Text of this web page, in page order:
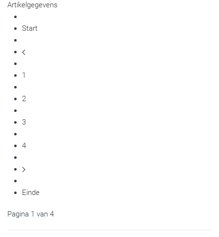
Artikelgegevens
Start
1
2
3
4
Einde
Pagina 1 van 4